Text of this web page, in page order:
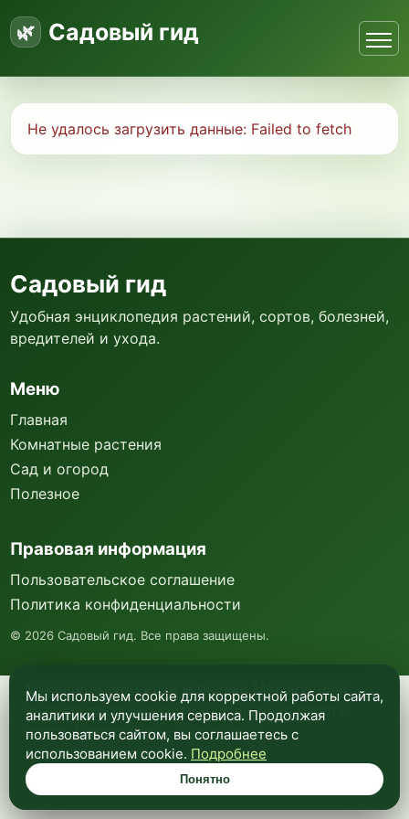
Садовый гид
Не удалось загрузить данные: Failed to fetch
Мы используем куки и Яндекс Метрику для
анализа посещаемости и улучшения работы
сайта. Подробнее —в политике
конфиденциальности.
Понятно
Садовый гид
Удобная энциклопедия растений, сортов, болезней,
вредителей и ухода.
Меню
Главная
Комнатные растения
Сад и огород
Полезное
Правовая информация
Пользовательское соглашение
Политика конфиденциальности
© 2026 Садовый гид. Все права защищены.
Мы используем cookie для корректной работы сайта,
аналитики и улучшения сервиса. Продолжая
пользоваться сайтом, вы соглашаетесь с
использованием cookie. Подробнее
Понятно